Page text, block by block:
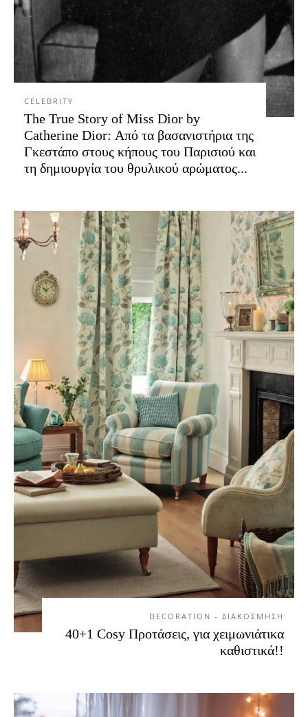
CELEBRITY
The True Story of Miss Dior by
Catherine Dior: Από τα βασανιστήρια της
Γκεστάπο στους κήπους του Παρισιού και
τη δημιουργία του θρυλικού αρώματος...
DECORATION - ΔΙΑΚΟΣΜΗΣΗ
40+1 Cosy Προτάσεις, για χειμωνιάτικα
καθιστικά!!